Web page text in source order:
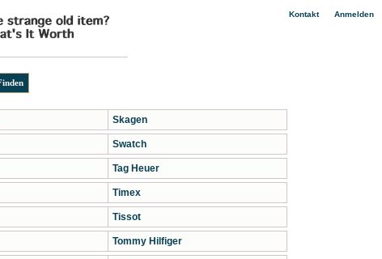
Kontakt| Anmelden
Skagen
Swatch
Tag Heuer
Timex
Tissot
Tommy Hilfiger